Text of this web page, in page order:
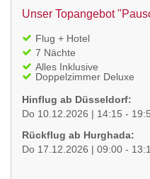
Unser Topangebot
Flug + Hotel
7 Nächte
Alles Inklusive
Doppelzimmer Deluxe
Hinflug ab Düsseldorf:
Do 10.12.2026 | 14:15 -
Rückflug ab Hurghada:
Do 17.12.2026 | 09:00 -